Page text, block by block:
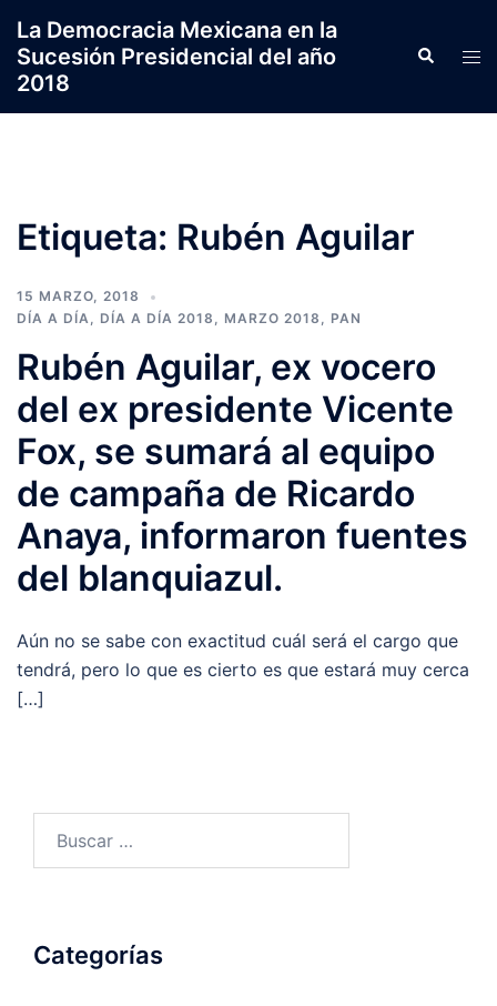
contenido
La Democracia Mexicana en la
Sucesión Presidencial del año
2018
Search
Etiqueta: Rubén Aguilar
15 MARZO, 2018
DÍA A DÍA, DÍA A DÍA 2018 , MARZO 2018 , PAN
Rubén Aguilar, ex vocero
del ex presidente Vicente
Fox, se sumará al equipo
de campaña de Ricardo
Anaya, informaron fuentes
del blanquiazul.
Aún no se sabe con exactitud cuál será el cargo que
tendrá, pero lo que es cierto es que estará muy cerca
[…]
Categorías